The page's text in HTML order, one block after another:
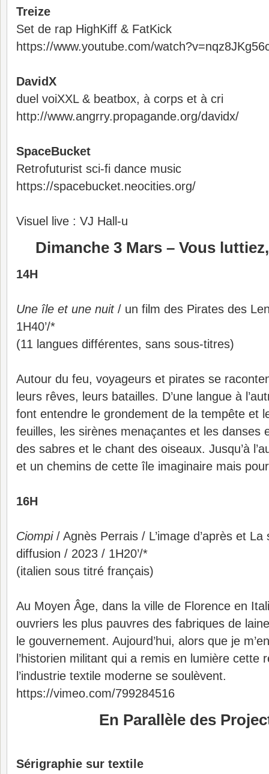
Treize
Set de rap HighKiff & FatKick
https://www.youtube.com/
DavidX
duel voiXXL & beatbox, à corps et à cri
http://www.angrry.propagande.org/davidx/
SpaceBucket
Retrofuturist sci-fi dance music
https://spacebucket.neocities.org/
Visuel live : VJ Hall-u
Dimanche 3 Mars – Vous
14H
Une île et une nuit/ un film des Pirates des
1H40’/*
(11 langues différentes, sans sous-titres)
Autour du feu, voyageurs et pirates se
leurs rêves, leurs batailles. D’une langue à
font entendre le grondement de la tempête et
feuilles, les sirènes menaçantes et les danses
des sabres et le chant des oiseaux. Jusqu’à
et un chemins de cette île imaginaire mais
16H
Ciompi/ Agnès Perrais / L’image d’après et
diffusion / 2023 / 1H20’/*
(italien sous titré français)
Au Moyen Âge, dans la ville de Florence en
ouvriers les plus pauvres des fabriques de
le gouvernement. Aujourd’hui, alors que je
l’historien militant qui a remis en lumière cette
l’industrie textile moderne se soulèvent.
https://vimeo.com/799284516
En Parallèle des
Sérigraphie sur textile